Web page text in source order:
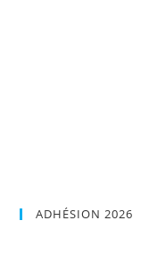
ADHÉSION 2026